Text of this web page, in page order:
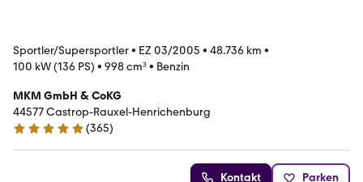
Sportler/Supersportler• EZ 03/2005 • 48.736 km •
100 kW (136 PS) • 998 cm³• Benzin
MKM GmbH & CoKG
44577 Castrop-Rauxel-Henrichenburg
5 Sterne
(365)
Kontakt Parken